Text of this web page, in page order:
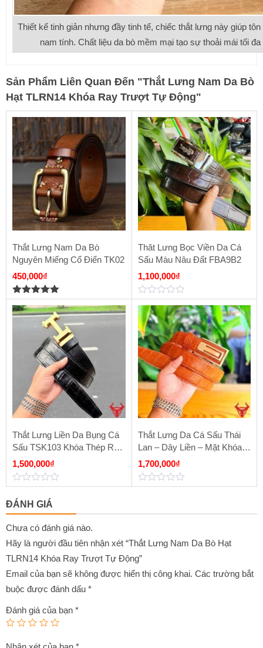
Thiết kế tinh giản nhưng đầy tinh tế, chiếc thắt lưng này giúp
nam tính. Chất liệu da bò mềm mại tạo sự thoải mái tối
Sản Phẩm Liên Quan Đến "Thắt Lưng Nam Da Bò
Hạt TLRN14 Khóa Ray Trượt Tự Động"
Thắt Lưng Nam Da Bò
Nguyên Miếng Cổ Điển TK02
450,000₫
5.00out of
5
Thăt Lưng Bọc Viền Da Cá
Sấu Màu Nâu Đất FBA9B2
1,100,000₫
0
out
of
5
Thắt Lưng Liền Da Bụng Cá
Sấu TSK103 Khóa Thép Ray
Trượt Chữ H Vàng
1,500,000₫
0
out
of
5
Thắt Lưng Da Cá Sấu Thái
Lan – Dây Liền – Mặt Khóa
Thép Bấm Lỗ TSK131-A
Màu Vàng Cam
1,700,000₫
0
5
ĐÁNH GIÁ
Chưa có đánh giá nào.
Hãy là người đầu tiên nhận xét “Thắt Lưng Nam Da Bò Hạt
TLRN14 Khóa Ray Trượt Tự Động”
Email của bạn sẽ không được hiển thị công khai. Các trường bắt
buộc được đánh dấu *
Đánh giá của bạn *